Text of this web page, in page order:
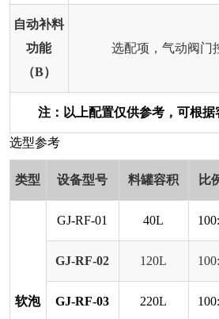
自动补料
功能
（B）
选配项，气动阀门
注：以上配置仅供参考，可根
选型参考
类型 设备型号 料罐容积 比
软泡
GJ-RF-01 40L
GJ-RF-02 120L
GJ-RF-03 220L